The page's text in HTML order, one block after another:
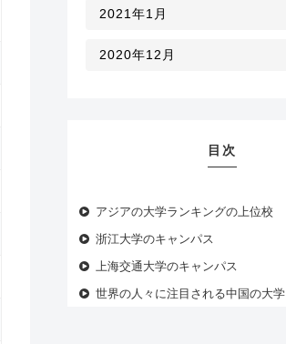
2021年1月
2020年12月
目次
アジアの大学ランキングの上位校
浙江大学のキャンパス
上海交通大学のキャンパス
世界の人々に注目される中国の大学